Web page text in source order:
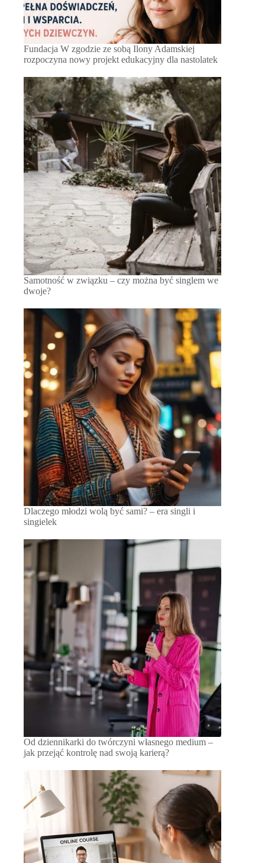
Fundacja W zgodzie ze sobą Ilony Adamskiej
rozpoczyna nowy projekt edukacyjny dla nastolatek
Samotność w związku – czy można być singlem we
dwoje?
Dlaczego młodzi wolą być sami? – era singli i
singielek
Od dziennikarki do twórczyni własnego medium –
jak przejąć kontrolę nad swoją karierą?